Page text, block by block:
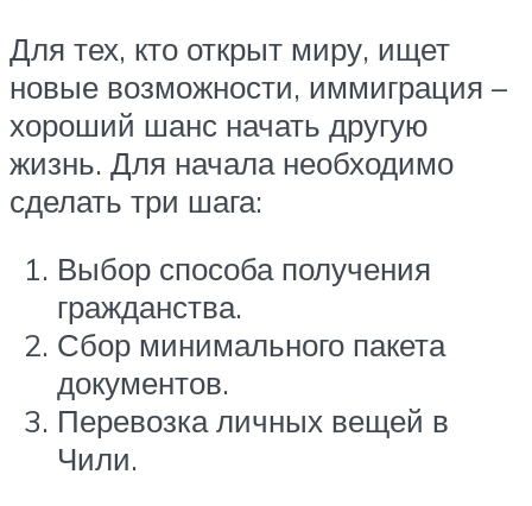
Для тех, кто открыт миру, ищет
новые возможности, иммиграция –
хороший шанс начать другую
жизнь. Для начала необходимо
сделать три шага:
Выбор способа получения
гражданства.
Сбор минимального пакета
документов.
Перевозка личных вещей в
Чили.